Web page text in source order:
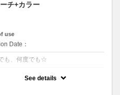
チ+カラー
use
Date：
も、何度でも☆
See details